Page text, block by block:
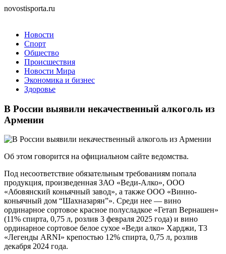
novostisporta.ru
Новости
Спорт
Общество
Происшествия
Новости Мира
Экономика и бизнес
Здоровье
В России выявили некачественный алкоголь из
Армении
Об этом говорится на официальном сайте ведомства.
Под несоответствие обязательным требованиям попала
продукция, произведенная ЗАО «Веди-Алко», ООО
«Абовянский коньячный завод», а также ООО «Винно-
коньячный дом “Шахназарян”». Среди нее — вино
ординарное сортовое красное полусладкое «Гетап Вернашен»
(11% спирта, 0,75 л, розлив 3 февраля 2025 года) и вино
ординарное сортовое белое сухое «Веди алко» Харджи, Т3
«Легенды ARNI» крепостью 12% спирта, 0,75 л, розлив
декабря 2024 года.